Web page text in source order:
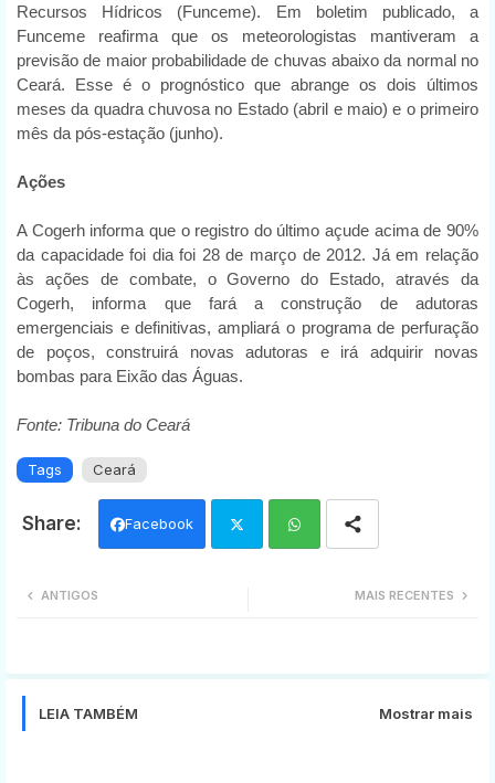
Recursos Hídricos (Funceme). Em boletim publicado, a
Funceme reafirma que os meteorologistas mantiveram a
previsão de maior probabilidade de chuvas abaixo da normal no
Ceará. Esse é o prognóstico que abrange os dois últimos
meses da quadra chuvosa no Estado (abril e maio) e o primeiro
mês da pós-estação (junho).
Ações
A Cogerh informa que o registro do último açude acima de 90%
da capacidade foi dia foi 28 de março de 2012. Já em relação
às ações de combate, o Governo do Estado, através da
Cogerh, informa que fará a construção de adutoras
emergenciais e definitivas, ampliará o programa de perfuração
de poços, construirá novas adutoras e irá adquirir novas
bombas para Eixão das Águas.
Fonte: Tribuna do Ceará
Tags Ceará
Facebook
MAIS RECENTES
ANTIGOS
LEIA TAMBÉM Mostrar mais